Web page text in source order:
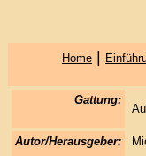
Home|
Gattung:
Autor/Herausgeber: